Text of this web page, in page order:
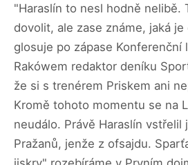
"Haraslín to nesl hodně nelibě.
dovolit, ale zase známe, jaká
glosuje po zápase Konferenční
Rakówem redaktor deníku
že si s trenérem Priskem ani
Kromě tohoto momentu se na
neudálo. Právě Haraslín vstřelil
Pražanů, jenže z ofsajdu.